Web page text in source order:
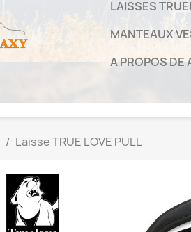
LAISSES
MANTEAUX
A PROPOS DE
Laisse TRUE LOVE PULL